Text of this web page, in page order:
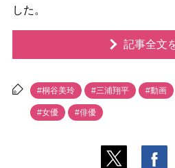
した。
記事全文
#桐谷美玲 #三浦翔平 #動画
#女優 #俳優